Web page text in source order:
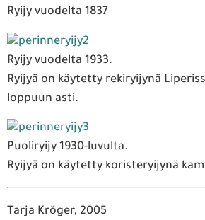
Ryijy vuodelta 1837
Ryijy vuodelta 1933.
Ryijyä on käytetty rekiryijynä
loppuun asti.
Puoliryijy 1930-luvulta.
Ryijyä on käytetty koristeryijynä
Tarja Kröger, 2005